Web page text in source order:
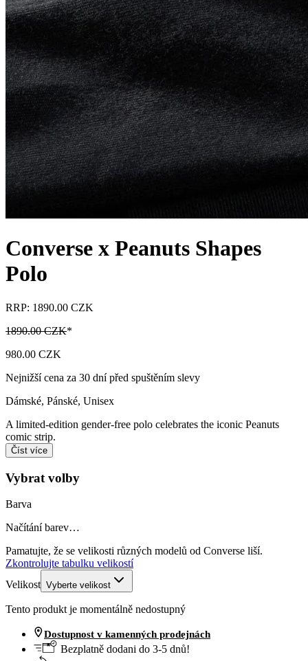
Converse x Peanuts Shapes
Polo
RRP: 1890.00 CZK
1890.00 CZK*
980.00 CZK
Nejnižší cena za 30 dní před spuštěním slevy
Dámské, Pánské, Unisex
A limited-edition gender-free polo celebrates the iconic Peanuts
comic strip.
Číst více
Vybrat volby
Barva
Načítání barev…
Pamatujte, že se velikosti různých modelů od Converse liší.
Zkontrolujte tabulku velikostí
Velikost Vyberte velikost
Tento produkt je momentálně nedostupný
Dostupnost v kamenných prodejnách
Bezplatně dodani do 3-5 dnů!